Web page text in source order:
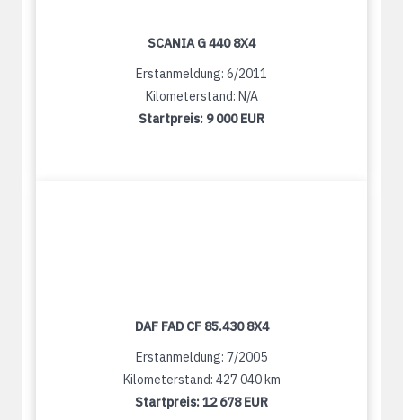
SCANIA G 440 8X4
Erstanmeldung: 6/2011
Kilometerstand: N/A
Startpreis: 9 000 EUR
DAF FAD CF 85.430 8X4
Erstanmeldung: 7/2005
Kilometerstand: 427 040 km
Startpreis:12 678 EUR